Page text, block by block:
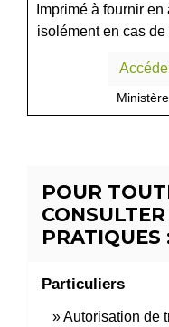
Imprimé à fournir
isolément en cas
POUR
PRATIQUES
Particuliers
Autorisation de